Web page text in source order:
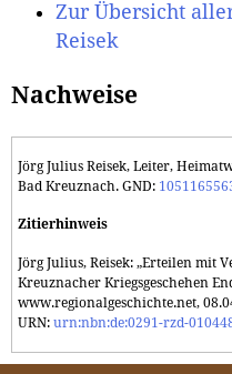
Zur Übersicht
Reisek
Nachweise
Jörg Julius Reisek, Leiter,
Bad Kreuznach. GND:
Zitierhinweis
Jörg Julius, Reisek: „Erteilen mit
Kreuznacher Kriegsgeschehen
www.regionalgeschichte.net,
URN: urn:nbn:de:0291-rzd-